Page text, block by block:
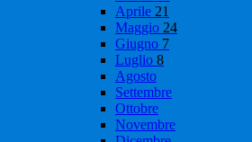
Aprile 21
Maggio 24
Giugno 7
Luglio 8
Agosto
Settembre
Ottobre
Novembre